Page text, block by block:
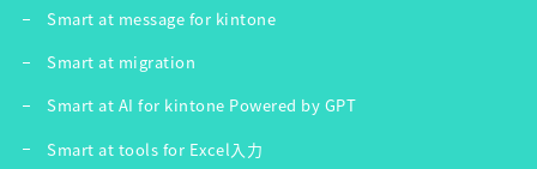
Smart at message for kintone
Smart at migration
Smart at AI for kintone Powered by GPT
Smart at tools for Excel入力